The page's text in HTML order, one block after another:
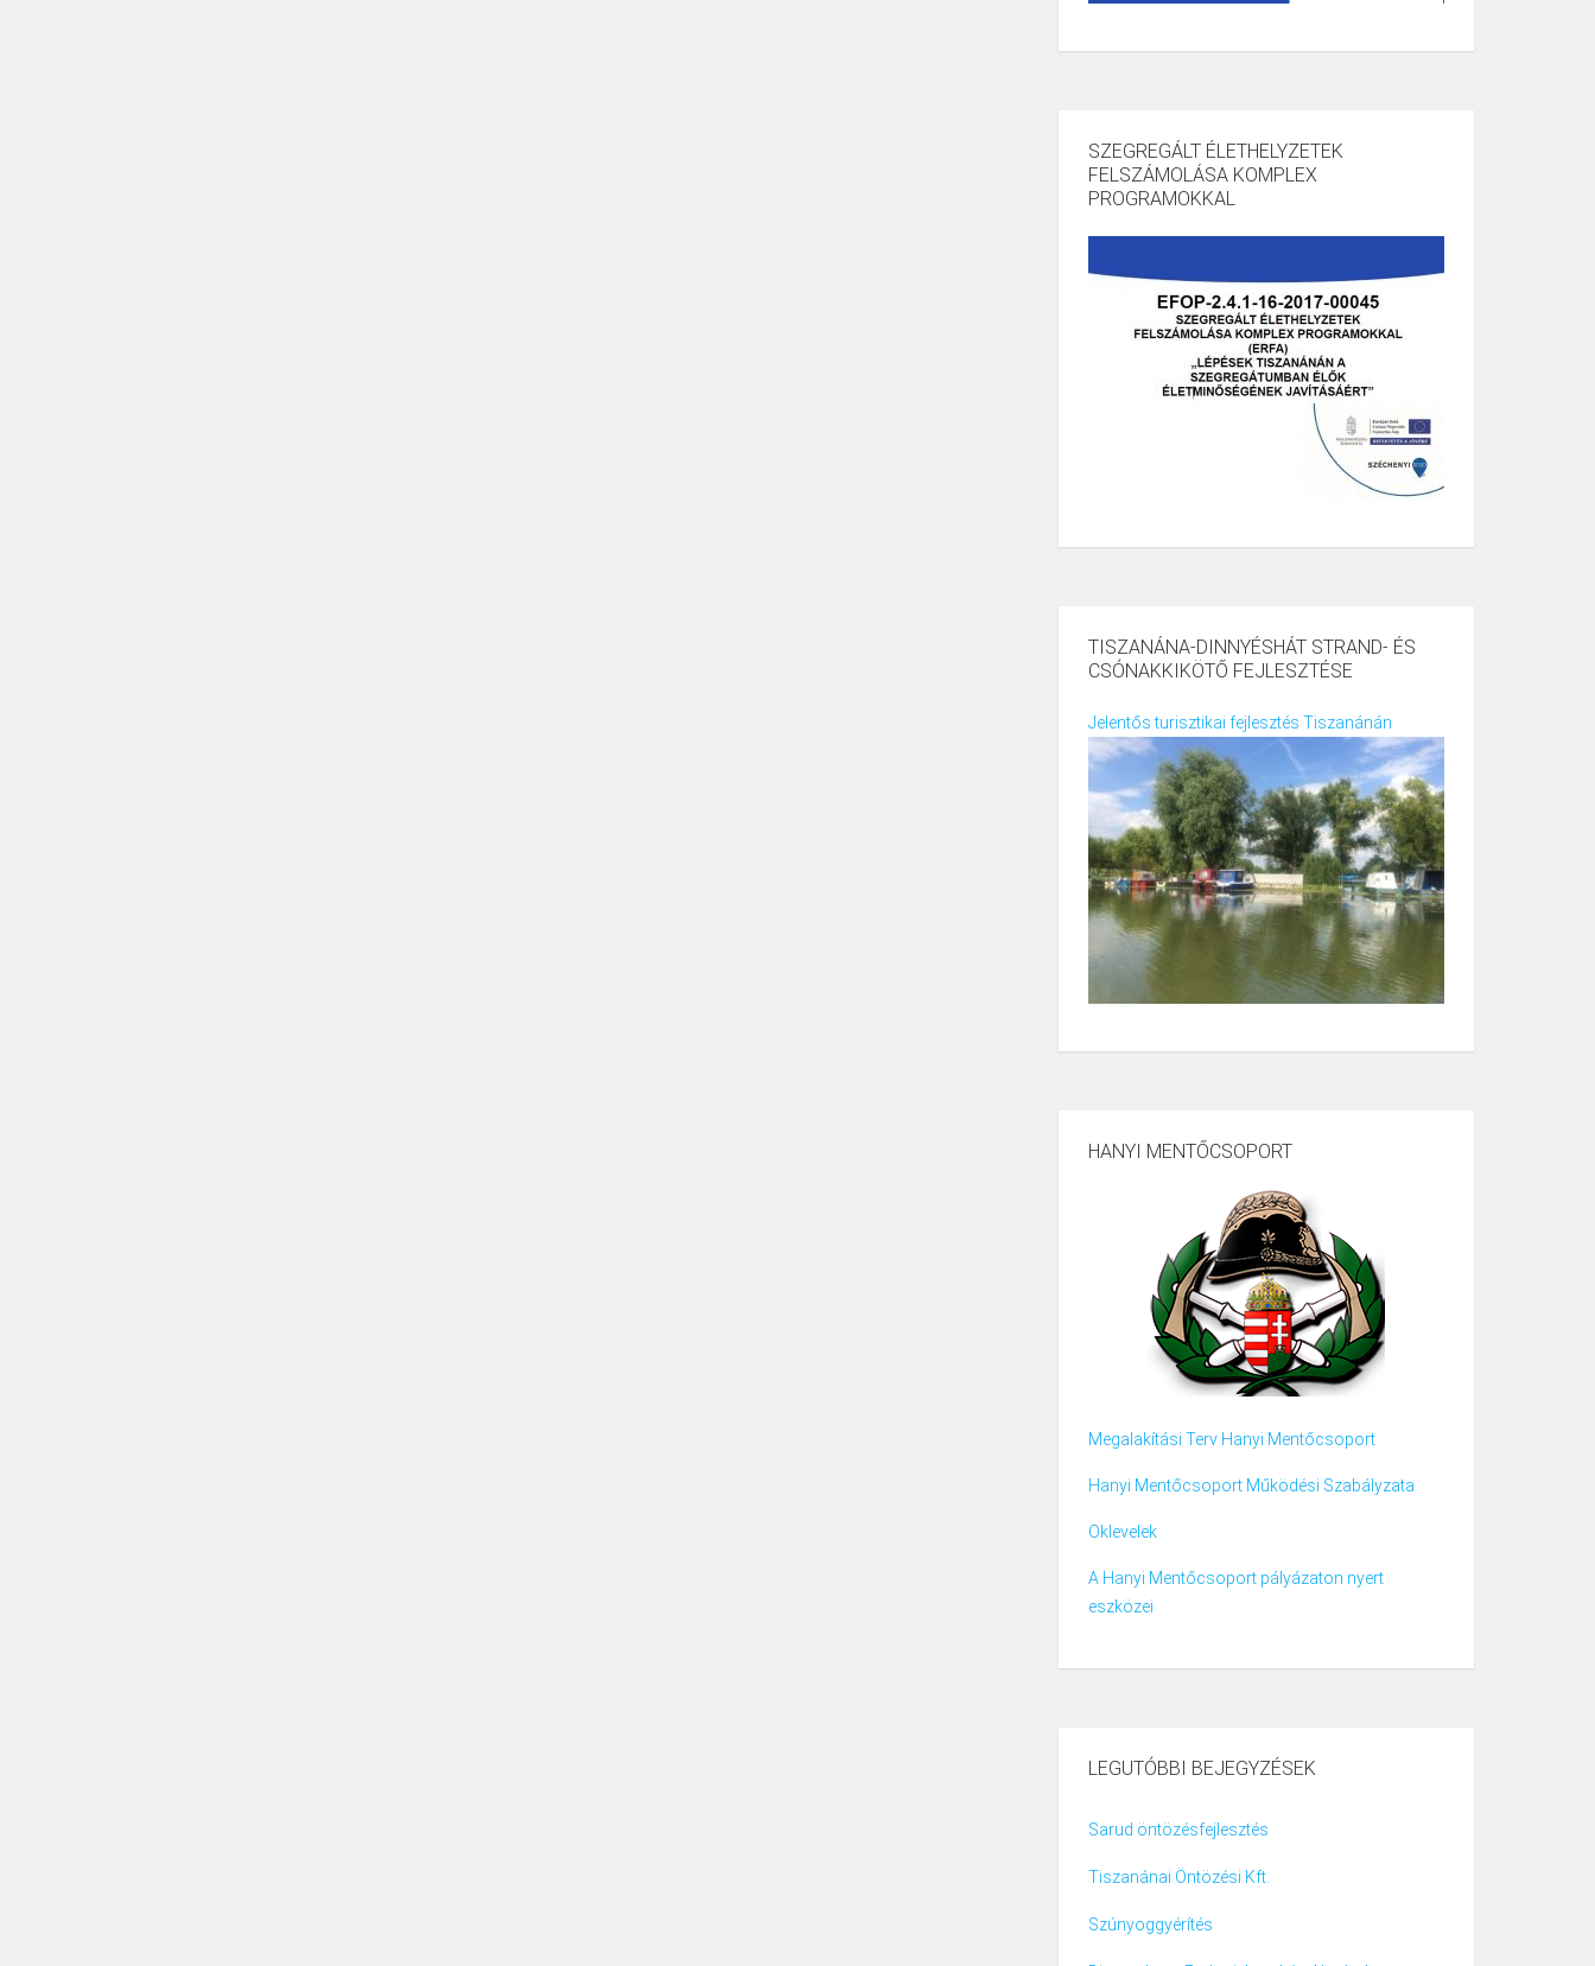
SZEGREGÁLT ÉLETHELYZETEK
FELSZÁMOLÁSA KOMPLEX
PROGRAMOKKAL
TISZANÁNA-DINNYÉSHÁT STRAND- ÉS
CSÓNAKKIKÖTŐ FEJLESZTÉSE
Jelentős turisztikai fejlesztés Tiszanánán
HANYI MENTŐCSOPORT
Megalakítási Terv Hanyi Mentőcsoport
Hanyi Mentőcsoport Működési Szabályzata
Oklevelek
A Hanyi Mentőcsoport pályázaton nyert
eszközei
LEGUTÓBBI BEJEGYZÉSEK
Sarud öntözésfejlesztés
Tiszanánai Öntözési Kft.
Szúnyoggyérítés